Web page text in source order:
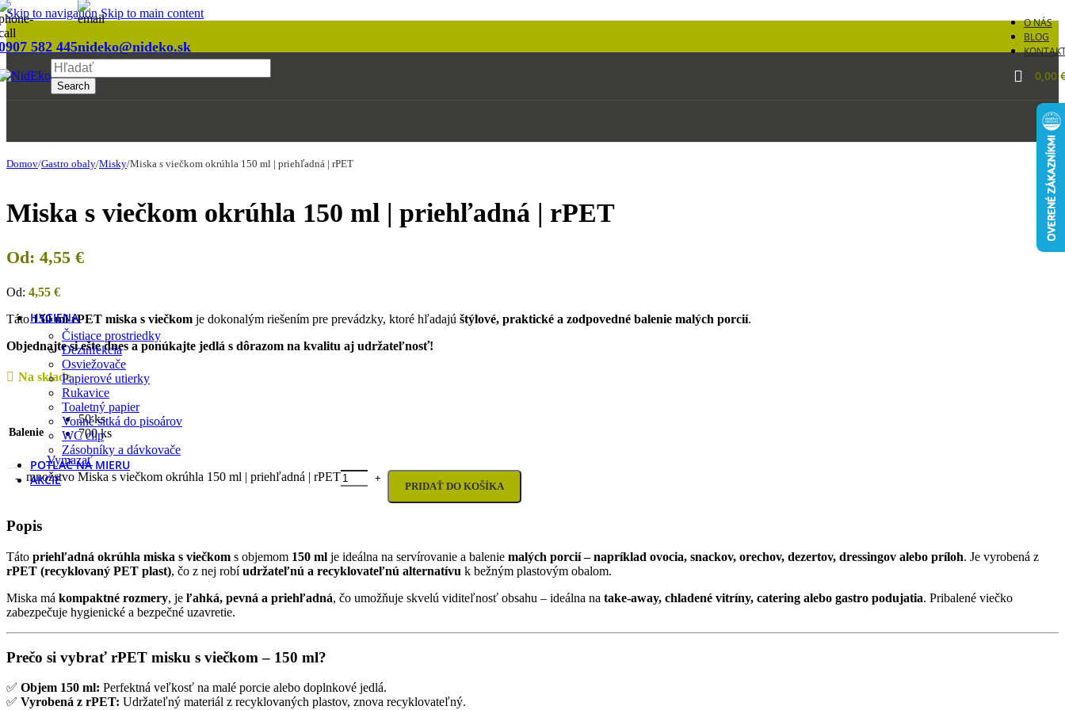
Skip to navigationSkip to main content
582 445nideko@nideko.sk
O NÁS
BLOG
Search
0,00
Reštaurácia
Podľa kategórie
Asia & sushi boxy
Krabice a boxy
Papierové vrecká a baliaci papier
Poháre a fľaše
Príbory, miešadlá a napichovadlá
Servítky a utierky
Slamky
Viečka
Zatavovanie
Potlač na mieru
HYGIENA
Čistiace prostriedky
Dezinfekcia
Osviežovače
Papierové utierky
Rukavice
Toaletný papier
Vonné sitká do pisoárov
WC clip
Zásobníky a dávkovače
POTLAČ NA MIERU
AKCIE
Domov/Gastro obaly/Misky/Miska s viečkom okrúhla 150 ml | priehľadná | rPET
Miska s viečkom okrúhla 150 ml | priehľadná | rPET
Od: 4,55 €
Od: 4,55 €
Táto150 ml rPET miska s viečkom je dokonalým riešením pre prevádzky, ktoré hľadajú štýlové, praktické a zodpovedné balenie malých porcií.
Objednajte si ešte dnes a ponúkajte jedlá s dôrazom na kvalitu aj udržateľnosť!
Na sklade
Balenie
50 ks
700 ks
Vymazať
množstvo Miska s viečkom okrúhla 150 ml | priehľadná | rPET
PRIDAŤ DO KOŠÍKA
Popis
Táto priehľadná okrúhla miska s viečkom s objemom 150 ml je ideálna na servírovanie a balenie malých porcií – napríklad ovocia, snackov, orechov, dezertov, dressingov alebo príloh. Je vyrobená z
rPET (recyklovaný PET plast), čo z nej robíudržateľnú a recyklovateľnú alternatívu k bežným plastovým obalom.
Miska má kompaktné rozmery, je ľahká, pevná a priehľadná, čo umožňuje skvelú viditeľnosť obsahu – ideálna na take-away, chladené vitríny, catering alebo gastro podujatia. Pribalené viečko
zabezpečuje hygienické a bezpečné uzavretie.
Prečo si vybrať rPET misku s viečkom – 150 ml?
✅ Objem 150 ml: Perfektná veľkosť na malé porcie alebo doplnkové jedlá.
✅ Vyrobená z rPET: Udržateľný materiál z recyklovaných plastov, znova recyklovateľný.